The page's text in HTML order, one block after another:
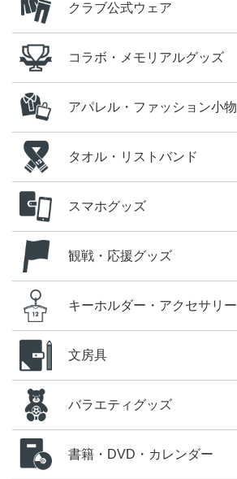
クラブ公式ウェア
コラボ・メモリアルグッズ
アパレル・ファッション小物
タオル・リストバンド
スマホグッズ
観戦・応援グッズ
キーホルダー・アクセサリー
文房具
バラエティグッズ
書籍・DVD・カレンダー